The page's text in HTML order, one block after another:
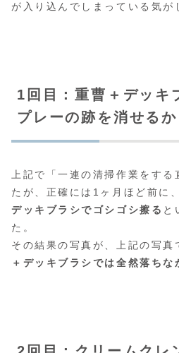
が入り込んでしまっている気が
1回目：重曹＋デッキ
プレーの跡を消せるか
上記で「一連の清掃作業をす
たが、正確には1ヶ月ほど前に
デッキブラシでゴシゴシ擦る と
た。
その結果の写真が、上記の写真
＋デッキブラシでは全然落ちな